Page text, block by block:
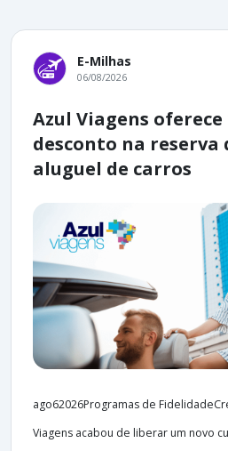
E-Milhas
06/08/2026
Azul Viagens oferece
desconto na reserva
aluguel de carros
ago62026Programas de
Viagens acabou de liberar um novo